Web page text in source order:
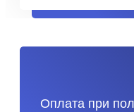
Оплата при